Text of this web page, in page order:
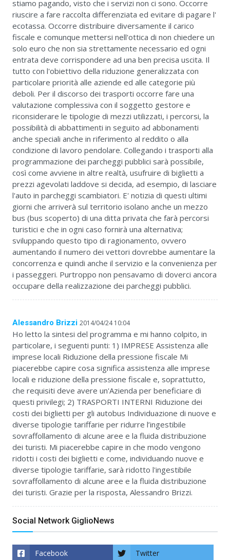
stiamo pagando, visto che i servizi non ci sono. Occorre
riuscire a fare raccolta differenziata ed evitare di pagare l'
ecotassa. Occorre distribuire diversamente il carico
fiscale e comunque mettersi nell'ottica di non chiedere un
solo euro che non sia strettamente necessario ed ogni
entrata deve corrispondere ad una ben precisa uscita. Il
tutto con l'obiettivo della riduzione generalizzata con
particolare priorità alle aziende ed alle categorie più
deboli. Per il discorso dei trasporti occorre fare una
valutazione complessiva con il soggetto gestore e
riconsiderare le tipologie di mezzi utilizzati, i percorsi, la
possibilità di abbattimenti in seguito ad abbonamenti
anche speciali anche in riferimento al reddito o alla
condizione di lavoro pendolare. Collegando i trasporti alla
programmazione dei parcheggi pubblici sarà possibile,
così come avviene in altre realtà, usufruire di biglietti a
prezzi agevolati laddove si decida, ad esempio, di lasciare
l'auto in parcheggi scambiatori. E' notizia di questi ultimi
giorni che arriverà sul territorio isolano anche un mezzo
bus (bus scoperto) di una ditta privata che farà percorsi
turistici e che in ogni caso fornirà una alternativa;
sviluppando questo tipo di ragionamento, ovvero
aumentando il numero dei vettori dovrebbe aumentare la
concorrenza e quindi anche il servizio e la convenienza per
i passeggeri. Purtroppo non pensavamo di doverci ancora
occupare della realizzazione dei parcheggi pubblici.
Alessandro Brizzi 2014/04/24 10:04
Ho letto la sintesi del programma e mi hanno colpito, in
particolare, i seguenti punti: 1) IMPRESE Assistenza alle
imprese locali Riduzione della pressione fiscale Mi
piacerebbe capire cosa significa assistenza alle imprese
locali e riduzione della pressione fiscale e, soprattutto,
che requisiti deve avere un'Azienda per beneficiare di
questi privilegi; 2) TRASPORTI INTERNI Riduzione dei
costi dei biglietti per gli autobus Individuazione di nuove e
diverse tipologie tariffarie per ridurre l’ingestibile
sovraffollamento di alcune aree e la fluida distribuzione
dei turisti. Mi piacerebbe capire in che modo vengono
ridotti i costi dei biglietti e come, individuando nuove e
diverse tipologie tariffarie, sarà ridotto l'ingestibile
sovraffollamento di alcune aree e la fluida distribuzione
dei turisti. Grazie per la risposta, Alessandro Brizzi.
Social Network GiglioNews
Facebook Twitter